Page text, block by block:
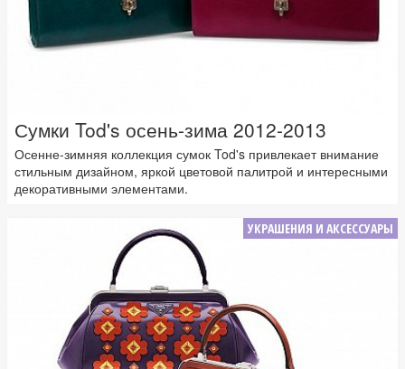
Сумки Tod's осень-зима 2012-2013
Осенне-зимняя коллекция сумок Tod's привлекает внимание
стильным дизайном, яркой цветовой палитрой и интересными
декоративными элементами.
УКРАШЕНИЯ И АКСЕССУАРЫ